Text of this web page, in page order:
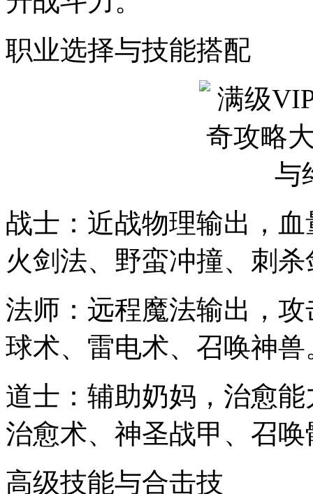
职业选择与技能搭配
战士：近战物理输出，
火剑法、野蛮冲撞、刺
法师：远程魔法输出，
球术、雷电术、召唤神兽
道士：辅助奶妈，治愈
治愈术、神圣战甲、召唤
高级技能与合击技